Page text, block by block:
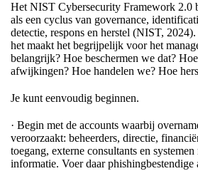
Het NIST Cybersecurity Framework 2.0
als een cyclus van governance,
detectie, respons en herstel (NIST,
het maakt het begrijpelijk voor het
belangrijk? Hoe beschermen we dat?
afwijkingen? Hoe handelen we? Hoe
Je kunt eenvoudig beginnen.
· Begin met de accounts waarbij
veroorzaakt: beheerders, directie,
toegang, externe consultants en
informatie. Voer daar phishingbestendige